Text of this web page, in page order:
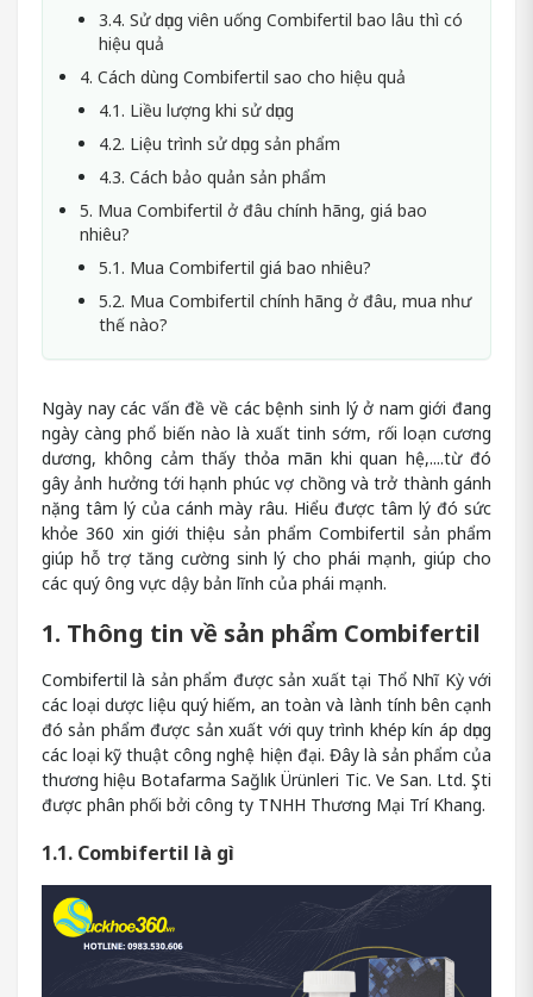
3.4. Sử dụng viên uống Combifertil bao lâu thì có
hiệu quả
4. Cách dùng Combifertil sao cho hiệu quả
4.1. Liều lượng khi sử dụng
4.2. Liệu trình sử dụng sản phẩm
4.3. Cách bảo quản sản phẩm
5. Mua Combifertil ở đâu chính hãng, giá bao
nhiêu?
5.1. Mua Combifertil giá bao nhiêu?
5.2. Mua Combifertil chính hãng ở đâu, mua như
thế nào?
Ngày nay các vấn đề về các bệnh sinh lý ở nam giới đang
ngày càng phổ biến nào là xuất tinh sớm, rối loạn cương
dương, không cảm thấy thỏa mãn khi quan hệ,....từ đó
gây ảnh hưởng tới hạnh phúc vợ chồng và trở thành gánh
nặng tâm lý của cánh mày râu. Hiểu được tâm lý đó sức
khỏe 360 xin giới thiệu sản phẩm Combifertil sản phẩm
giúp hỗ trợ tăng cường sinh lý cho phái mạnh, giúp cho
các quý ông vực dậy bản lĩnh của phái mạnh.
1. Thông tin về sản phẩm Combifertil
Combifertil là sản phẩm được sản xuất tại Thổ Nhĩ Kỳ với
các loại dược liệu quý hiếm, an toàn và lành tính bên cạnh
đó sản phẩm được sản xuất với quy trình khép kín áp dụng
các loại kỹ thuật công nghệ hiện đại. Đây là sản phẩm của
thương hiệu Botafarma Sağlık Ürünleri Tic. Ve San. Ltd. Şti
được phân phối bởi công ty TNHH Thương Mại Trí Khang.
1.1. Combifertil là gì